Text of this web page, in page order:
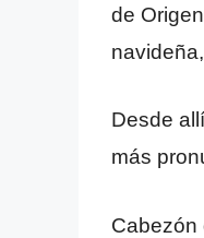
de
Desde
más
Cabezón